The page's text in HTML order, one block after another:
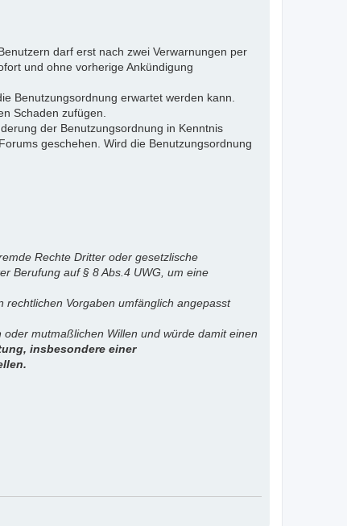
darf erst nach zwei Verwarnungen per
und ohne vorherige Ankündigung
Benutzungsordnung erwartet werden kann.
Schaden zufügen.
der Benutzungsordnung in Kenntnis
geschehen. Wird die Benutzungsordnung
Rechte Dritter oder gesetzlische
Berufung auf § 8 Abs.4 UWG, um eine
Vorgaben umfänglich angepasst
oder mutmaßlichen Willen und würde damit einen
insbesondere einer